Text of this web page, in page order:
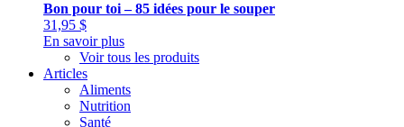
Bon pour toi – 85 idées pour le souper
31,95 $
En savoir plus
Voir tous les produits
Articles
Aliments
Nutrition
Santé